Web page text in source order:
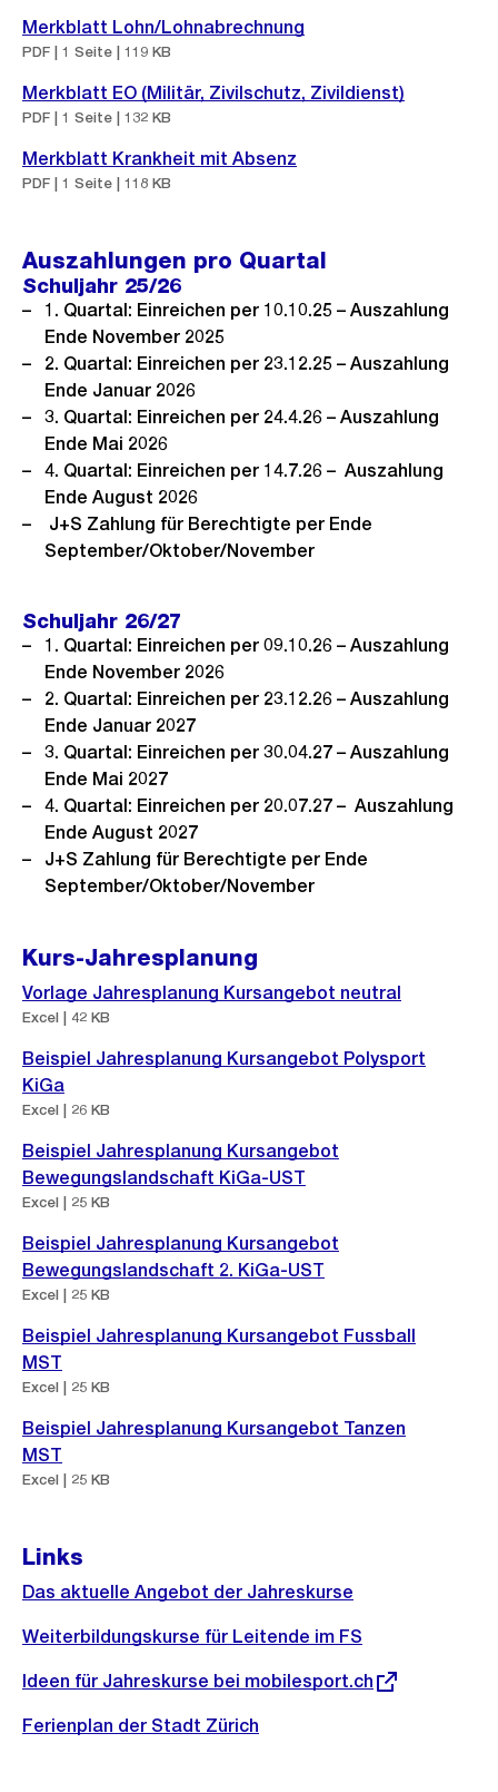
Merkblatt Lohn/Lohnabrechnung
PDF | 1 Seite | 119 KB
Merkblatt EO (Militär, Zivilschutz, Zivildienst)
PDF | 1 Seite | 132 KB
Merkblatt Krankheit mit Absenz
PDF | 1 Seite | 118 KB
Auszahlungen pro Quartal
Schuljahr 25/26
1. Quartal: Einreichen per 10.10.25 – Auszahlung
Ende November 2025
2. Quartal: Einreichen per 23.12.25 – Auszahlung
Ende Januar 2026
3. Quartal: Einreichen per 24.4.26 – Auszahlung
Ende Mai 2026
4. Quartal: Einreichen per 14.7.26 – Auszahlung
Ende August 2026
J+S Zahlung für Berechtigte per Ende
September/Oktober/November
Schuljahr 26/27
1. Quartal: Einreichen per 09.10.26 – Auszahlung
Ende November 2026
2. Quartal: Einreichen per 23.12.26 – Auszahlung
Ende Januar 2027
3. Quartal: Einreichen per 30.04.27 – Auszahlung
Ende Mai 2027
4. Quartal: Einreichen per 20.07.27 – Auszahlung
Ende August 2027
J+S Zahlung für Berechtigte per Ende
September/Oktober/November
Kurs-Jahresplanung
Vorlage Jahresplanung Kursangebot neutral
Excel | 42 KB
Beispiel Jahresplanung Kursangebot Polysport
KiGa
Excel | 26 KB
Beispiel Jahresplanung Kursangebot
Bewegungslandschaft KiGa-UST
Excel | 25 KB
Beispiel Jahresplanung Kursangebot
Bewegungslandschaft 2. KiGa-UST
Excel | 25 KB
Beispiel Jahresplanung Kursangebot Fussball
MST
Excel | 25 KB
Beispiel Jahresplanung Kursangebot Tanzen
MST
Excel | 25 KB
Links
Das aktuelle Angebot der Jahreskurse
Weiterbildungskurse für Leitende im FS
Externer
Ideen für Jahreskurse bei mobilesport.ch
Ferienplan der Stadt Zürich